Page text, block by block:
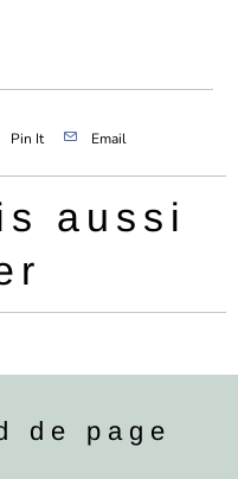
Pin It Email
aussi
de page